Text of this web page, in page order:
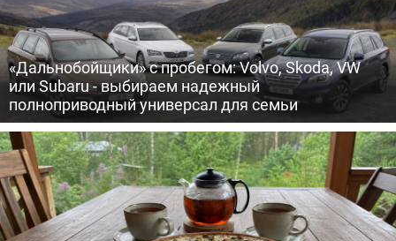
«Дальнобойщики» с пробегом: Volvo, Skoda, VW
или Subaru - выбираем надежный
полноприводный универсал для семьи